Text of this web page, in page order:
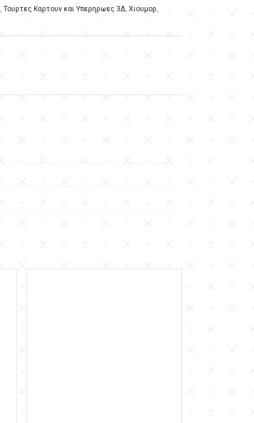
, Τουρτες Καρτουν και Υπερηρωες 3Δ, Χιουμορ,